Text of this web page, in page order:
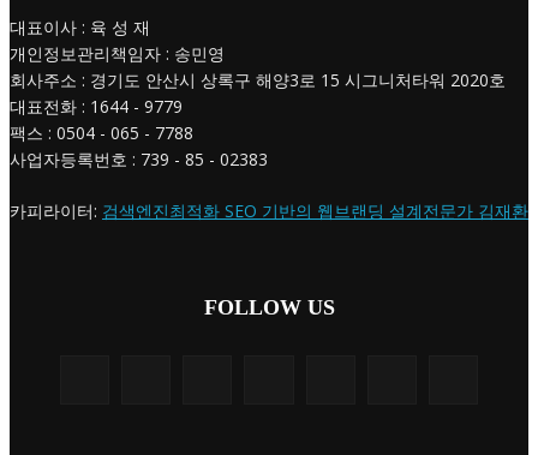
대표이사 : 육 성 재
개인정보관리책임자 : 송민영
회사주소 : 경기도 안산시 상록구 해양3로 15 시그니처타워 2020호
대표전화 : 1644 - 9779
팩스 : 0504 - 065 - 7788
사업자등록번호 : 739 - 85 - 02383
카피라이터: 검색엔진최적화 SEO 기반의 웹브랜딩 설계전문가 김재환
FOLLOW US